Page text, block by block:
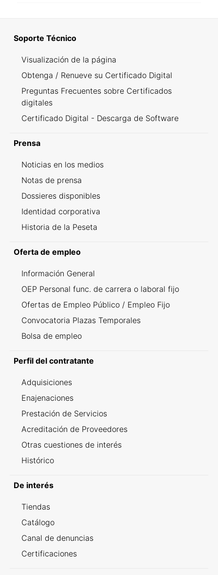
Soporte Técnico
Visualización de la página
Obtenga / Renueve su Certificado Digital
Preguntas Frecuentes sobre Certificados
digitales
Certificado Digital - Descarga de Software
Prensa
Noticias en los medios
Notas de prensa
Dossieres disponibles
Identidad corporativa
Historia de la Peseta
Oferta de empleo
Información General
OEP Personal func. de carrera o laboral fijo
Ofertas de Empleo Público / Empleo Fijo
Convocatoria Plazas Temporales
Bolsa de empleo
Perfil del contratante
Adquisiciones
Enajenaciones
Prestación de Servicios
Acreditación de Proveedores
Otras cuestiones de interés
Histórico
De interés
Tiendas
Catálogo
Canal de denuncias
Certificaciones